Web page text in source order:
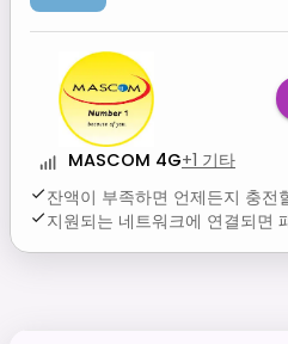
MASCOM 4G+1 기타
잔액이 부족하면 언제든지 충전
지원되는 네트워크에 연결되면